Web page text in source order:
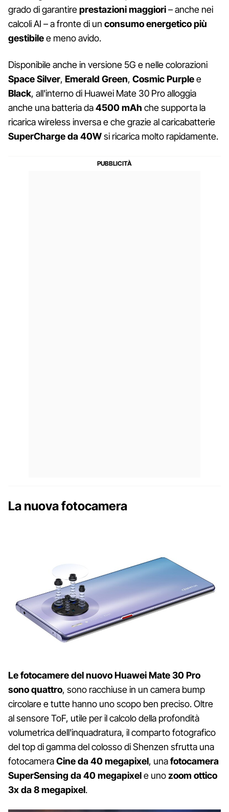
grado di garantireprestazioni maggiori– anche nei
calcoli AI – a fronte di un consumo energetico più
gestibilee meno avido.
Disponibile anche in versione 5G e nelle colorazioni
Space Silver, Emerald Green, Cosmic Purplee
Black, all'interno di Huawei Mate 30 Pro alloggia
anche una batteria da4500 mAh che supporta la
ricarica wireless inversa e che grazie al caricabatterie
SuperCharge da 40Wsi ricarica molto rapidamente.
La nuova fotocamera
Le fotocamere del nuovo Huawei Mate 30 Pro
sono quattro, sono racchiuse in un camera bump
circolare e tutte hanno uno scopo ben preciso. Oltre
al sensore ToF, utile per il calcolo della profondità
volumetrica dell'inquadratura, il comparto fotografico
del top di gamma del colosso di Shenzen sfrutta una
fotocameraCine da 40 megapixel, unafotocamera
SuperSensing da 40 megapixele unozoom ottico
3x da 8 megapixel.